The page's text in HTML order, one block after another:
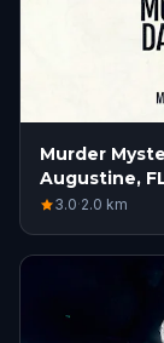
Murder
Augustine,
3.0·2.0 km